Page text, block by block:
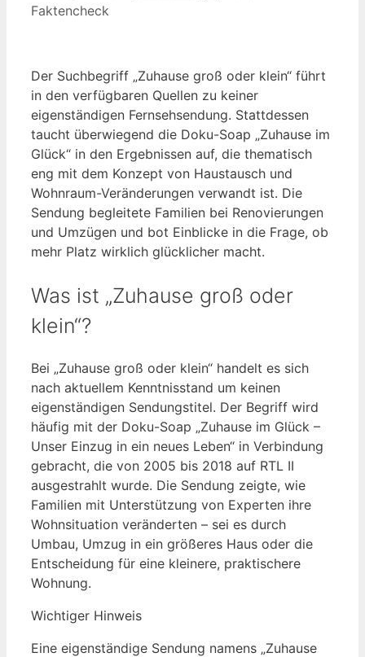
Faktencheck
Der Suchbegriff „Zuhause groß oder klein“ führt
in den verfügbaren Quellen zu keiner
eigenständigen Fernsehsendung. Stattdessen
taucht überwiegend die Doku-Soap „Zuhause im
Glück“ in den Ergebnissen auf, die thematisch
eng mit dem Konzept von Haustausch und
Wohnraum-Veränderungen verwandt ist. Die
Sendung begleitete Familien bei Renovierungen
und Umzügen und bot Einblicke in die Frage, ob
mehr Platz wirklich glücklicher macht.
Was ist „Zuhause groß oder
klein“?
Bei „Zuhause groß oder klein“ handelt es sich
nach aktuellem Kenntnisstand um keinen
eigenständigen Sendungstitel. Der Begriff wird
häufig mit der Doku-Soap „Zuhause im Glück –
Unser Einzug in ein neues Leben“ in Verbindung
gebracht, die von 2005 bis 2018 auf RTL II
ausgestrahlt wurde. Die Sendung zeigte, wie
Familien mit Unterstützung von Experten ihre
Wohnsituation veränderten – sei es durch
Umbau, Umzug in ein größeres Haus oder die
Entscheidung für eine kleinere, praktischere
Wohnung.
Wichtiger Hinweis
Eine eigenständige Sendung namens „Zuhause